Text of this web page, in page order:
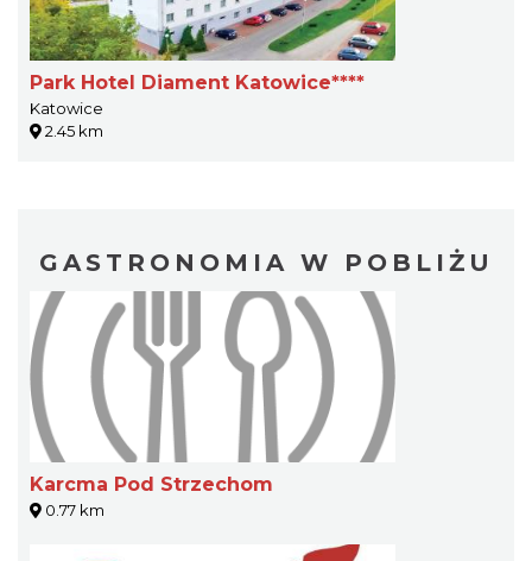
Park Hotel Diament Katowice****
Katowice
2.45 km
GASTRONOMIA W POBLIŻU
Karcma Pod Strzechom
0.77 km